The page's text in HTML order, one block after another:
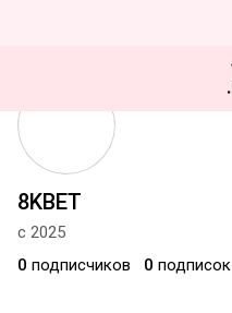
8KBET
с 2025
0 подписчиков 0 подписок